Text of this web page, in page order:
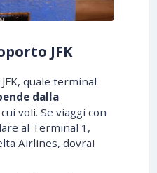
JFK
quale terminal
dalla
voli. Se viaggi con
al Terminal 1,
Airlines, dovrai